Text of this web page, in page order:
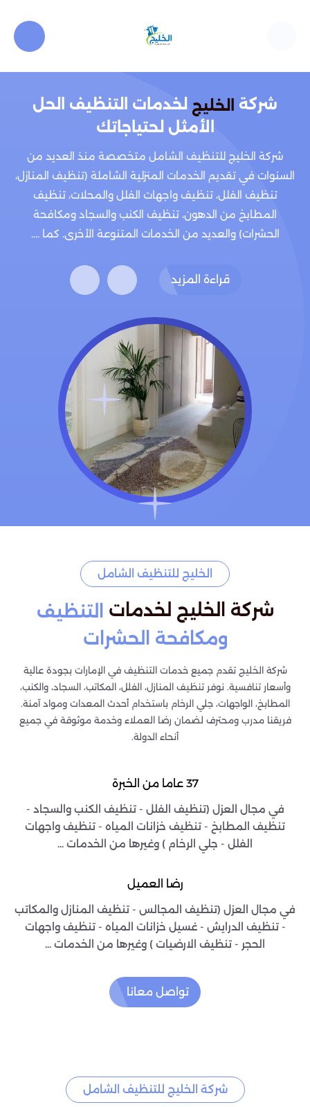
شركة الخليج لخدمات التنظيف الحل
الأمثل لحتياجاتك
شركة الخليج للتنظيف الشامل متخصصة منذ العديد من
السنوات في تقديم الخدمات المنزلية الشاملة (تنظيف المنازل،
تنظيف الفلل، تنظيف واجهات الفلل والمحلات، تنظيف
المطابخ من الدهون، تنظيف الكنب والسجاد ومكافحة
الحشرات) والعديد من الخدمات المتنوعة الأخرى. كما ....
قراءة المزيد
الخليج للتنظيف الشامل
شركة الخليج لخدمات
التنظيف
ومكافحة الحشرات
شركة الخليج تقدم جميع خدمات التنظيف في الإمارات بجودة عالية
وأسعار تنافسية. نوفر تنظيف المنازل، الفلل، المكاتب، السجاد، والكنب،
المطابخ، الواجهات، جلي الرخام باستخدام أحدث المعدات ومواد آمنة.
فريقنا مدرب ومحترف لضمان رضا العملاء وخدمة موثوقة في جميع
أنحاء الدولة.
37 عاما من الخبرة
في مجال العزل (تنظيف الفلل - تنظيف الكنب والسجاد -
تنظيف المطابخ - تنظيف خزانات المياه - تنظيف واجهات
الفلل - جلي الرخام ) وغيرها من الخدمات ...
رضا العميل
في مجال العزل (تنظيف المجالس - تنظيف المنازل والمكاتب
- تنظيف الدرايش - غسيل خزانات المياه - تنظيف واجهات
الحجر - تنظيف الارضيات ) وغيرها من الخدمات ...
تواصل معانا
شركة الخليج للتنظيف الشامل